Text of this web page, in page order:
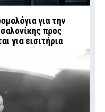
για την
προς
για εισιτήρια